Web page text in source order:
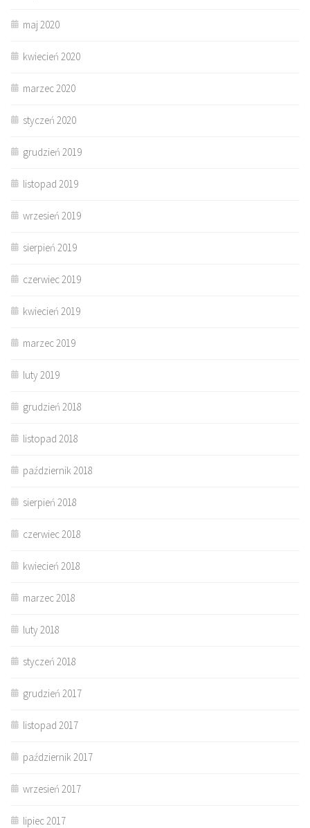
maj 2020
kwiecień 2020
marzec 2020
styczeń 2020
grudzień 2019
listopad 2019
wrzesień 2019
sierpień 2019
czerwiec 2019
kwiecień 2019
marzec 2019
luty 2019
grudzień 2018
listopad 2018
październik 2018
sierpień 2018
czerwiec 2018
kwiecień 2018
marzec 2018
luty 2018
styczeń 2018
grudzień 2017
listopad 2017
październik 2017
wrzesień 2017
lipiec 2017